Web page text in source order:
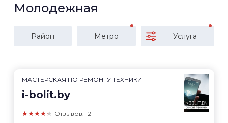
Молодежная
Район Метро Услуга
МАСТЕРСКАЯ ПО РЕМОНТУ ТЕХНИКИ
i-bolit.by
★★★★★ Отзывов: 12